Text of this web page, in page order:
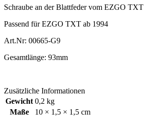
Schraube an der Blattfeder vom EZGO TXT
Passend für EZGO TXT ab 1994
Art.Nr: 00665-G9
Gesamtlänge: 93mm
Zusätzliche Informationen
Gewicht 0,2 kg
Maße
10 × 1,5 × 1,5 cm